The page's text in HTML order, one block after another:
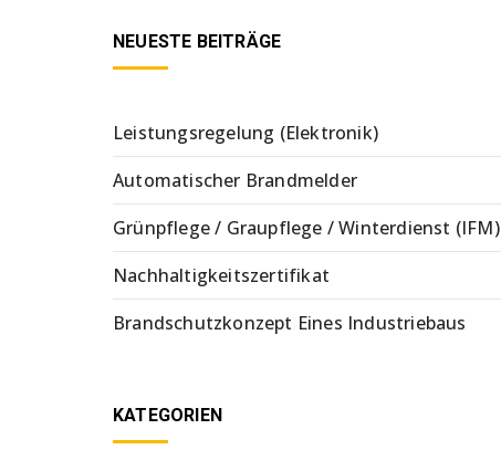
NEUESTE BEITRÄGE
Leistungsregelung (Elektronik)
Automatischer Brandmelder
Grünpflege / Graupflege / Winterdienst (IFM)
Nachhaltigkeitszertifikat
Brandschutzkonzept Eines Industriebaus
KATEGORIEN